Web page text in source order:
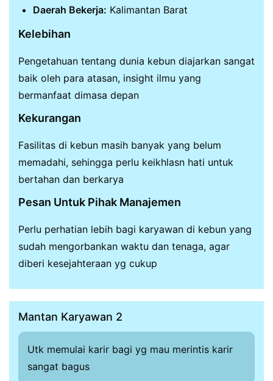
Daerah Bekerja: Kalimantan Barat
Kelebihan
Pengetahuan tentang dunia kebun diajarkan sangat
baik oleh para atasan, insight ilmu yang
bermanfaat dimasa depan
Kekurangan
Fasilitas di kebun masih banyak yang belum
memadahi, sehingga perlu keikhlasn hati untuk
bertahan dan berkarya
Pesan Untuk Pihak Manajemen
Perlu perhatian lebih bagi karyawan di kebun yang
sudah mengorbankan waktu dan tenaga, agar
diberi kesejahteraan yg cukup
Mantan Karyawan 2
Utk memulai karir bagi yg mau merintis karir
sangat bagus